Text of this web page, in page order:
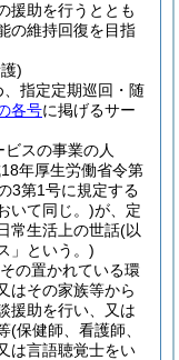
援助を行うととも
の維持回復を目指
)
指定定期巡回・随
各号に掲げるサー
スの事業の人
年厚生労働省令第
3第1号に規定する
いて同じ。)が、定
常生活上の世話(以
」という。)
の置かれている環
はその家族等から
援助を行い、又は
(保健師、看護師、
は言語聴覚士をい